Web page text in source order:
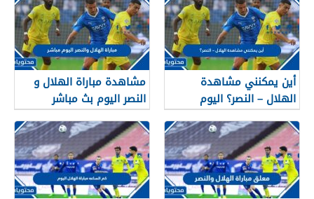
أين يمكنني مشاهدة
الهلال – النصر؟ اليوم
مشاهدة مباراة الهلال و
النصر اليوم بث مباشر
والقنوات الناقلة وتردداتها